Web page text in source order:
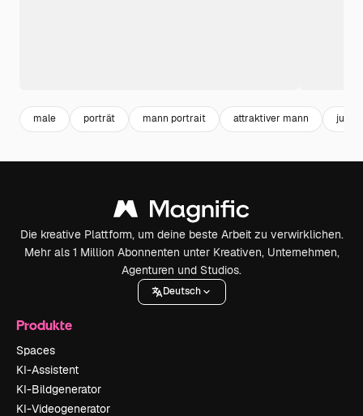
male porträt mann portrait attraktiver mann
Die kreative Plattform, um deine beste Arbeit zu verwirklichen.
Mehr als 1 Million Abonnenten unter Kreativen, Unternehmen,
Agenturen und Studios.
Deutsch
Produkte
Spaces
KI-Assistent
KI-Bildgenerator
KI-Videogenerator